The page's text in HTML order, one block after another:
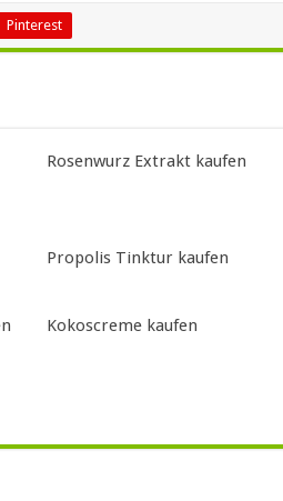
Pinterest
Rosenwurz Extrakt kaufen
Propolis Tinktur kaufen
Kokoscreme kaufen